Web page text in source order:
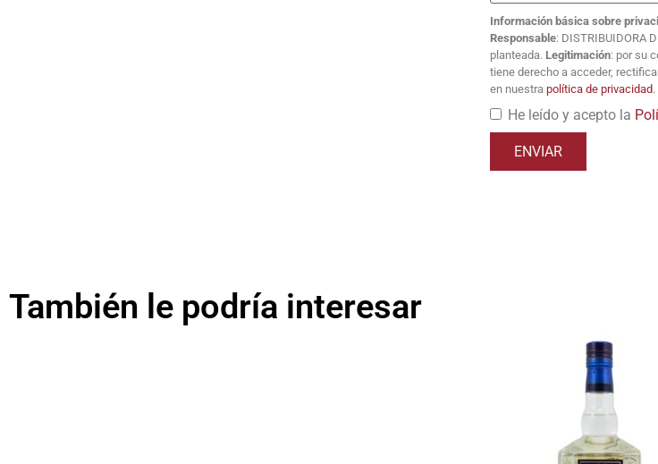
Información básica sobre
Responsable: DISTRIBUIDORA
planteada. Legitimación: por su
tiene derecho a acceder,
en nuestra política de privacidad.
He leído y acepto la
También le podría interesar